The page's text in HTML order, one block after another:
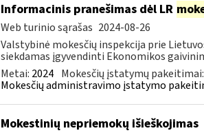
Informacinis pranešimas dėl LR
Web turinio sąrašas 2024-08-26
Valstybinė mokesčių inspekcija prie
siekdamas įgyvendinti Ekonomikos
Metai: 2024 Mokesčių įstatymų pakeitimai:
Mokesčių administravimo įstatymo
Mokestinių nepriemokų išieškojimas